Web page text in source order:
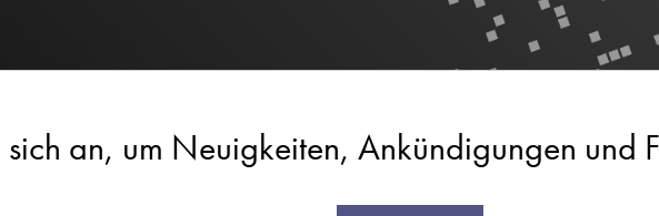
an, um Neuigkeiten, Ankündigungen und